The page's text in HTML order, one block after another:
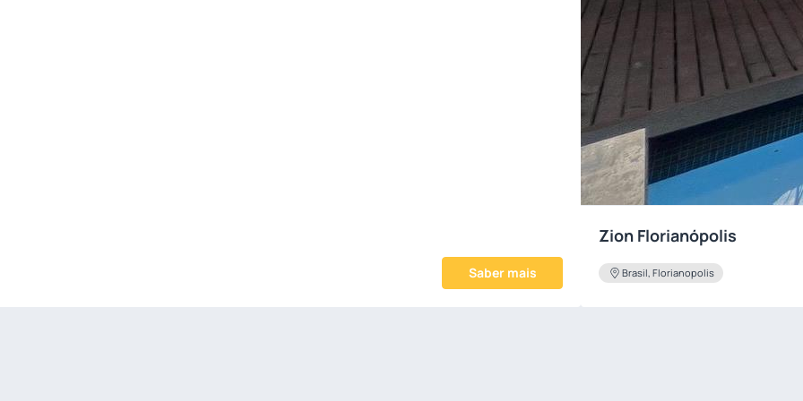
Saber mais
Zion Florianópolis
Brasil, Florianopolis